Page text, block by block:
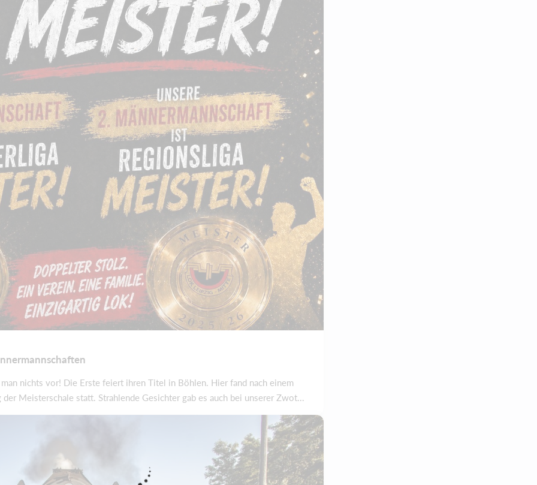
nichts vor! Die Erste feiert ihren Titel in Böhlen. Hier fand nach einem
Meisterschale statt. Strahlende Gesichter gab es auch bei unserer Zwot...